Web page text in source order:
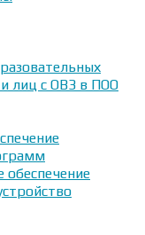
лиц с ОВЗ в ПОО
обеспечение